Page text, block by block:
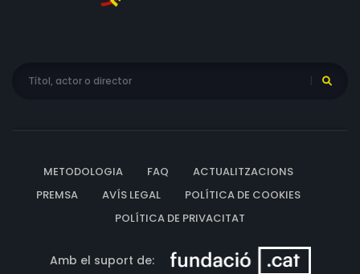
METODOLOGIA FAQ
ACTUALITZACIONS
PREMSA
AVÍS LEGAL
POLÍTICA DE COOKIES
POLÍTICA DE PRIVACITAT
Amb el suport de: